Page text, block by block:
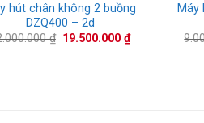
hút chân không 2 buồng
DZQ400 – 2d
₫ Giá
19.500.000₫Giá
hiện
Máy